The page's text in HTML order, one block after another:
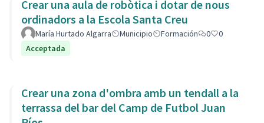
Crear una aula de robòtica i dotar de nous
ordinadors a la Escola Santa Creu
María Hurtado Algarra Municipio Formación 0
0
Acceptada
Crear una zona d'ombra amb un tendall a la
terrassa del bar del Camp de Futbol Juan